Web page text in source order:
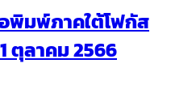
พิมพ์ภาคใต้โฟกัส
ตุลาคม 2566